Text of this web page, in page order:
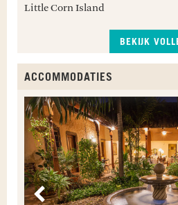
Little Corn Island
BEKIJK
ACCOMMODATIES
Vorige